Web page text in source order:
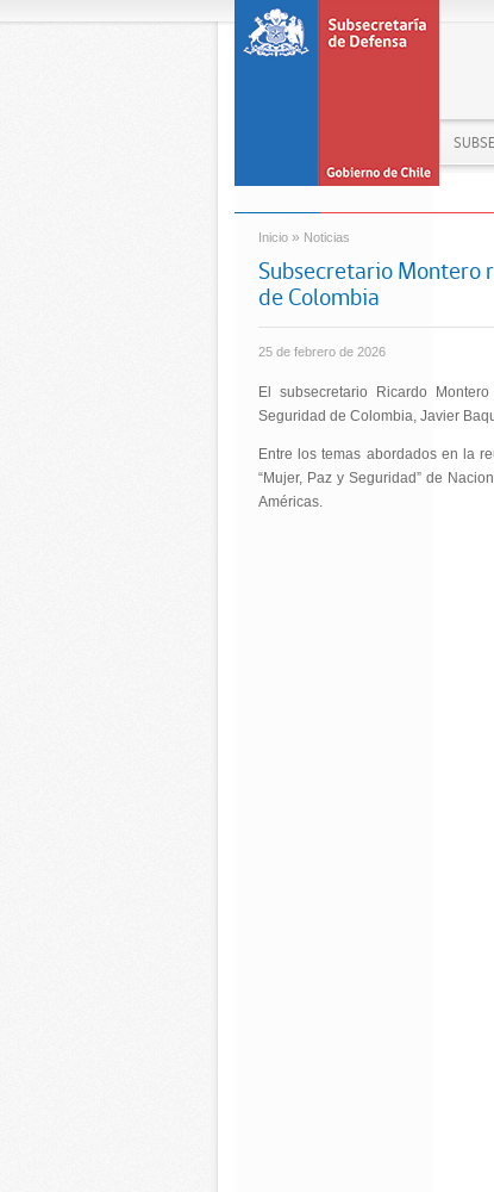
Inicio » Noticias
Subsecretario Montero
de Colombia
25 de febrero de 2026
El subsecretario Ricardo
Seguridad de Colombia, Javier
Entre los temas abordados en la
“Mujer, Paz y Seguridad” de
Américas.